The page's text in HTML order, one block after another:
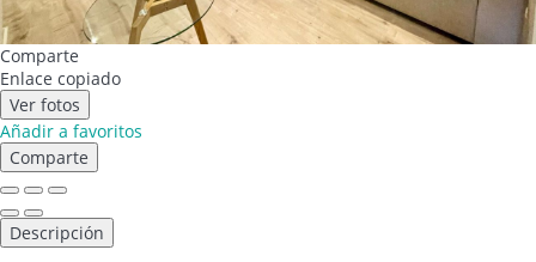
Comparte
Enlace copiado
Ver fotos
Añadir a favoritos
Comparte
Descripción